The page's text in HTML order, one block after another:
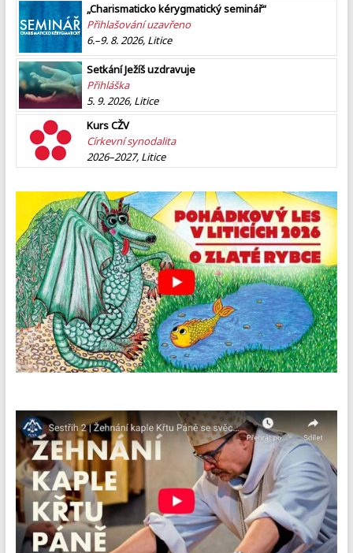
„Charismaticko kérygmatický seminář“
Přihlašování uzavřeno
6.–9. 8. 2026, Litice
Setkání Ježíš uzdravuje
Přihláška
5. 9. 2026, Litice
Kurs CŽV
Církevní synodalita
2026–2027, Litice